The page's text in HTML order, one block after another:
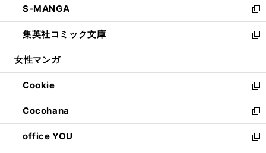
く
で
開
く
ド
ウ
で
開
ィ
ン
ド
ウ
開
く
い
ウ
ィ
ン
ウ
で
開
く
S-MANGA
新
し
い
ウ
ン
ド
ウ
で
開
く
集英社コミック文庫
新
し
ウ
ィ
ン
ド
ウ
で
開
女性マンガ
Cookie
新
し
い
ウ
ィ
ン
Cocohana
新
し
い
ウ
office YOU
新